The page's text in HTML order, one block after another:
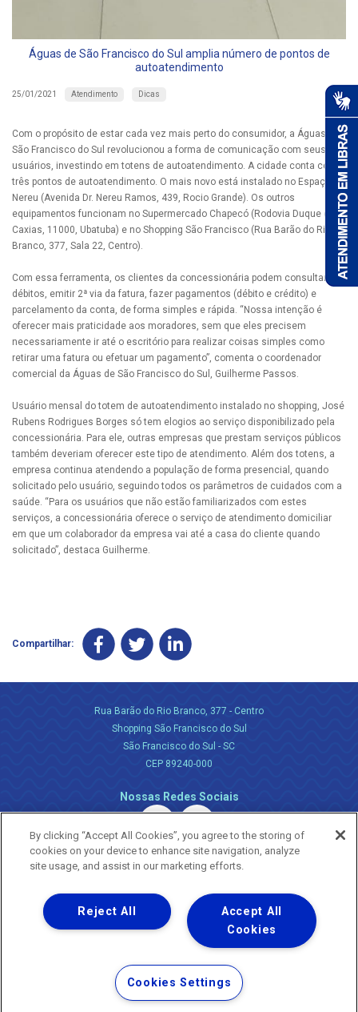
Águas de São Francisco do Sul amplia número de pontos de
autoatendimento
25/01/2021 Atendimento Dicas
Com o propósito de estar cada vez mais perto do consumidor, a Águas de
São Francisco do Sul revolucionou a forma de comunicação com seus
usuários, investindo em totens de autoatendimento. A cidade conta com
três pontos de autoatendimento. O mais novo está instalado no Espaço
Nereu (Avenida Dr. Nereu Ramos, 439, Rocio Grande). Os outros
equipamentos funcionam no Supermercado Chapecó (Rodovia Duque de
Caxias, 11000, Ubatuba) e no Shopping São Francisco (Rua Barão do Rio
Branco, 377, Sala 22, Centro).
Com essa ferramenta, os clientes da concessionária podem consultar
débitos, emitir 2ª via da fatura, fazer pagamentos (débito e crédito) e
parcelamento da conta, de forma simples e rápida. “Nossa intenção é
oferecer mais praticidade aos moradores, sem que eles precisem
necessariamente ir até o escritório para realizar coisas simples como
retirar uma fatura ou efetuar um pagamento”, comenta o coordenador
comercial da Águas de São Francisco do Sul, Guilherme Passos.
Usuário mensal do totem de autoatendimento instalado no shopping, José
Rubens Rodrigues Borges só tem elogios ao serviço disponibilizado pela
concessionária. Para ele, outras empresas que prestam serviços públicos
também deveriam oferecer este tipo de atendimento. Além dos totens, a
empresa continua atendendo a população de forma presencial, quando
solicitado pelo usuário, seguindo todos os parâmetros de cuidados com a
saúde. “Para os usuários que não estão familiarizados com estes
serviços, a concessionária oferece o serviço de atendimento domiciliar
em que um colaborador da empresa vai até a casa do cliente quando
solicitado”, destaca Guilherme.
Compartilhar:
Rua Barão do Rio Branco, 377 - Centro
Shopping São Francisco do Sul
São Francisco do Sul - SC
CEP 89240-000
Nossas Redes Sociais
Uma empresa
Copyright ® 2026 - Todos os Direitos Reservados.
Nossa natureza movimenta a vida
Termos Gerais de Uso de Sites e Aplicativos
Política de Privacidade e Proteção de Dados
By clicking “Accept All Cookies”, you agree to the storing of
cookies on your device to enhance site navigation, analyze
site usage, and assist in our marketing efforts.
Accept All
Cookies
Reject All
Cookies Settings